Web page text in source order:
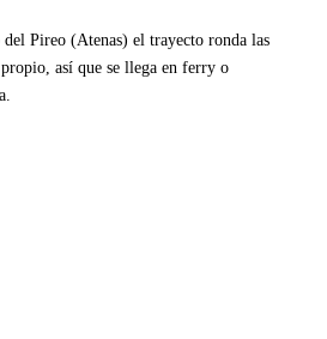
Pireo (Atenas) el trayecto ronda las
así que se llega en ferry o